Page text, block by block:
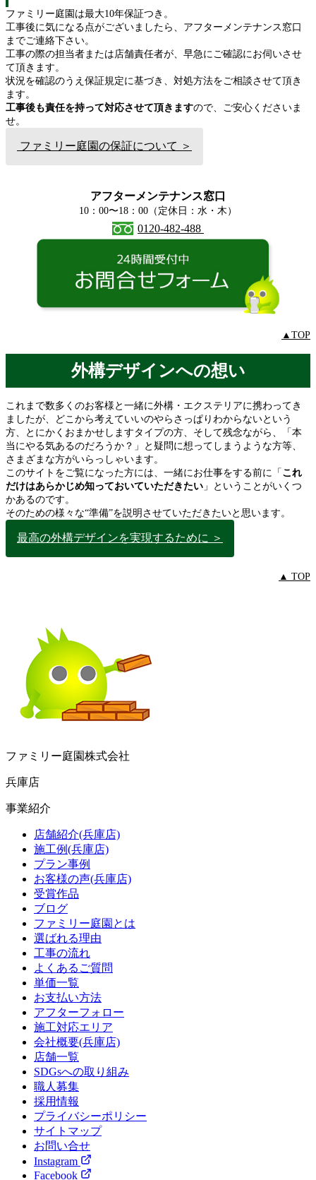
ファミリー庭園は最大10年保証つき。
工事後に気になる点がございましたら、アフターメンテナンス窓口
までご連絡下さい。
工事の際の担当者または店舗責任者が、早急にご確認にお伺いさせ
て頂きます。
状況を確認のうえ保証規定に基づき、対処方法をご相談させて頂き
ます。
工事後も責任を持って対応させて頂きますので、ご安心くださいま
せ。
ファミリー庭園の保証について ＞
アフターメンテナンス窓口
10：00〜18：00（定休日：水・木）
0120-482-488
▲TOP
外構デザインへの想い
これまで数多くのお客様と一緒に外構・エクステリアに携わってき
ましたが、どこから考えていいのやらさっぱりわからないという
方、とにかくおまかせしますタイプの方、そして残念ながら、「本
当にやる気あるのだろうか？」と疑問に想ってしまうような方等、
さまざまな方がいらっしゃいます。
このサイトをご覧になった方には、一緒にお仕事をする前に「 これ
だけはあらかじめ知っておいていただきたい 」ということがいくつ
かあるのです。
そのための様々な“準備”を説明させていただきたいと思います。
最高の外構デザインを実現するために ＞
▲ TOP
ファミリー庭園株式会社
兵庫店
事業紹介
店舗紹介(兵庫店)
施工例(兵庫店)
プラン事例
お客様の声(兵庫店)
受賞作品
ブログ
ファミリー庭園とは
選ばれる理由
工事の流れ
よくあるご質問
単価一覧
お支払い方法
アフターフォロー
施工対応エリア
会社概要(兵庫店)
店舗一覧
SDGsへの取り組み
職人募集
採用情報
プライバシーポリシー
サイトマップ
お問い合せ
Instagram
Facebook